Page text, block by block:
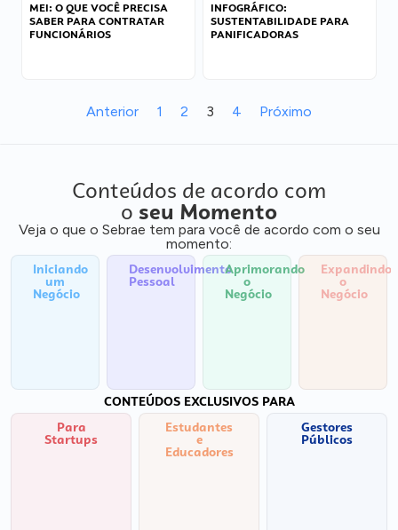
MEI: O QUE VOCÊ PRECISA
SABER PARA CONTRATAR
FUNCIONÁRIOS
INFOGRÁFICO:
SUSTENTABILIDADE PARA
PANIFICADORAS
Anterior 1 2 3 4 Próximo
Conteúdos de acordo com
o seu Momento
Veja o que o Sebrae tem para você de acordo com o seu
momento:
Iniciando
um
Negócio
Desenvolvimento
Pessoal
Aprimorando
o
Negócio
Expandindo
o
Negócio
CONTEÚDOS EXCLUSIVOS PARA
Para
Startups
Estudantes
e
Educadores
Gestores
Públicos